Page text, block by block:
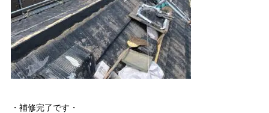
・補修完了です・